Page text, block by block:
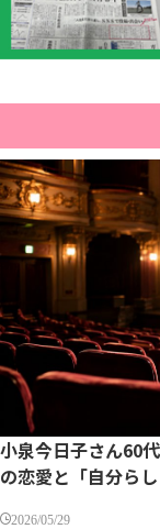
小泉今日子さん60
の恋愛と「自分ら
2026/05/29